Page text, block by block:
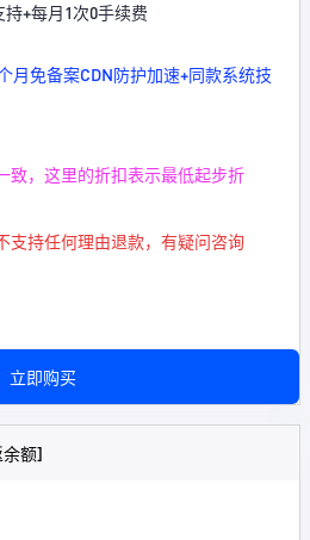
+每月1次0手续费
月免备案CDN防护加速+同款系统技
致，这里的折扣表示最低起步折
支持任何理由退款，有疑问咨询
立即购买
额]